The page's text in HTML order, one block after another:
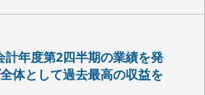
計年度第2四半期の業績を発
体として過去最高の収益を